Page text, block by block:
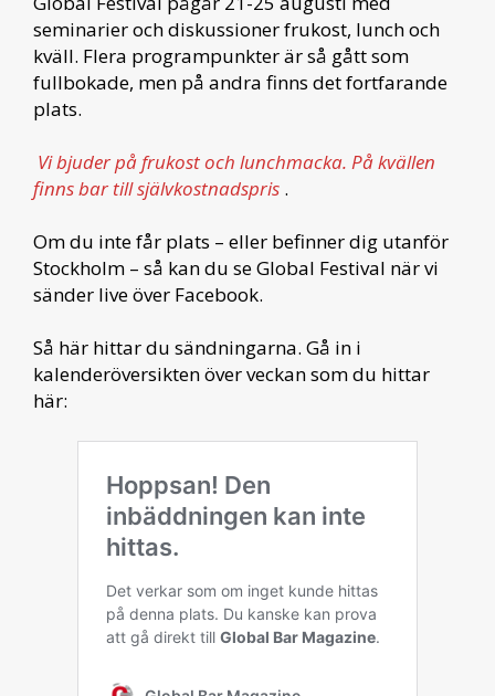
seminarier och diskussioner frukost, lunch och
kväll. Flera programpunkter är så gått som
fullbokade, men på andra finns det fortfarande
plats.
Vi bjuder på frukost och lunchmacka. På kvällen
finns bar till självkostnadspris .
Om du inte får plats – eller befinner dig utanför
Stockholm – så kan du se Global Festival när vi
sänder live över Facebook.
Så här hittar du sändningarna. Gå in i
kalenderöversikten över veckan som du hittar
här: